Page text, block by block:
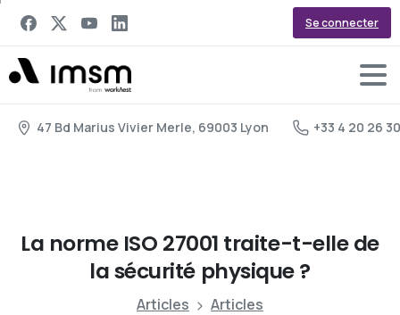
Se connecter
47 Bd Marius Vivier Merle, 69003 Lyon +33 4 20 26
La norme ISO 27001 traite-t-elle de
lasécurité physique?
Articles
Articles